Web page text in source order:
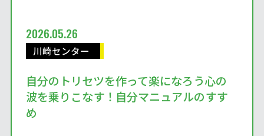
2026.05.26
川崎センター
自分のトリセツを作って楽になろう心の
波を乗りこなす！自分マニュアルのすす
め